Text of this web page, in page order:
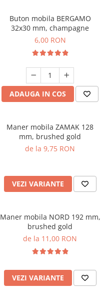
Buton mobila BERGAMO
32x30 mm, champagne
6,00 RON
ADAUGA IN COS
Maner mobila ZAMAK 128
mm, brushed gold
de la 9,75 RON
VEZI VARIANTE
Maner mobila NORD 192 mm,
brushed gold
de la 11,00 RON
VEZI VARIANTE